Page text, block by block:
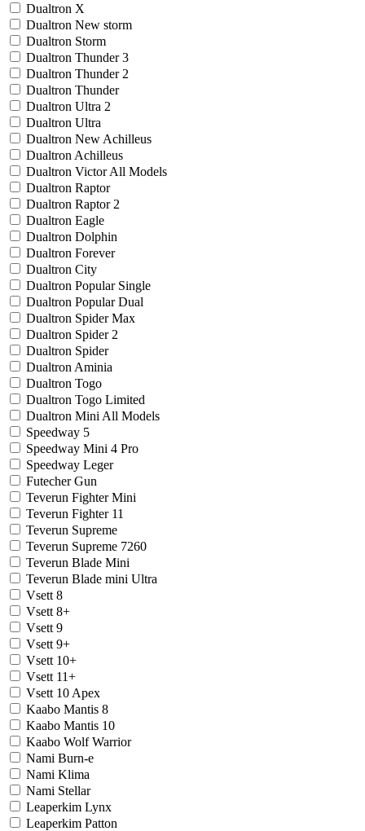
Dualtron X
Dualtron New storm
Dualtron Storm
Dualtron Thunder 3
Dualtron Thunder 2
Dualtron Thunder
Dualtron Ultra 2
Dualtron Ultra
Dualtron New Achilleus
Dualtron Achilleus
Dualtron Victor All Models
Dualtron Raptor
Dualtron Raptor 2
Dualtron Eagle
Dualtron Dolphin
Dualtron Forever
Dualtron City
Dualtron Popular Single
Dualtron Popular Dual
Dualtron Spider Max
Dualtron Spider 2
Dualtron Spider
Dualtron Aminia
Dualtron Togo
Dualtron Togo Limited
Dualtron Mini All Models
Speedway 5
Speedway Mini 4 Pro
Speedway Leger
Futecher Gun
Teverun Fighter Mini
Teverun Fighter 11
Teverun Supreme
Teverun Supreme 7260
Teverun Blade Mini
Teverun Blade mini Ultra
Vsett 8
Vsett 8+
Vsett 9
Vsett 9+
Vsett 10+
Vsett 11+
Vsett 10 Apex
Kaabo Mantis 8
Kaabo Mantis 10
Kaabo Wolf Warrior
Nami Burn-e
Nami Klima
Nami Stellar
Leaperkim Lynx
Leaperkim Patton